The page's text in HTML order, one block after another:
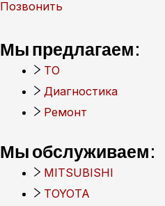
Позвонить
Мы предлагаем:
ТО
Диагностика
Ремонт
Мы обслуживаем:
MITSUBISHI
TOYOTA